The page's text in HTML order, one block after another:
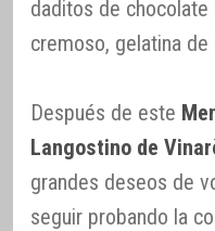
daditos de
cremoso, gelatina de
Después de este
Langostino de
grandes deseos de
seguir probando la